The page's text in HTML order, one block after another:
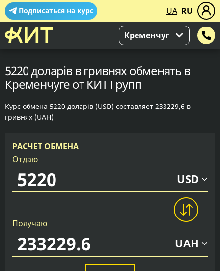
Подписаться на курс UA RU
Кременчуг
5220 доларів в гривнях обменять в
Кременчуге от КИТ Групп
Курс обмена 5220 доларів (USD) составляет 233229,6 в
гривнях (UAH)
РАСЧЕТ ОБМЕНА
Отдаю
USD
Получаю
UAH